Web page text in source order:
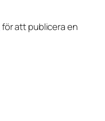
för att publicera en